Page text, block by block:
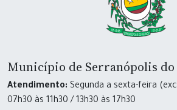
Município de Serranópolis
Atendimento: Segunda a sexta-feira
07h30 às 11h30 / 13h30 às 17h30